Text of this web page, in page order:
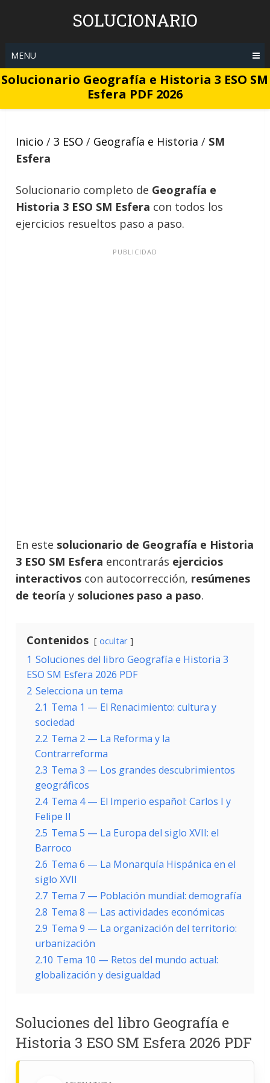
SOLUCIONARIO
MENU
Solucionario Geografía e Historia 3 ESO SM
Esfera PDF 2026
Inicio /3 ESO / Geografía e Historia / SM
Esfera
Solucionario completo de Geografía e
Historia 3 ESO SM Esfera con todos los
ejercicios resueltos paso a paso.
En este solucionario de Geografía e Historia
3 ESO SM Esfera encontrarás ejercicios
interactivos con autocorrección, resúmenes
de teoría y soluciones paso a paso.
Contenidos ocultar
1 Soluciones del libro Geografía e Historia 3
ESO SM Esfera 2026 PDF
2 Selecciona un tema
2.1 Tema 1 — El Renacimiento: cultura y
sociedad
2.2 Tema 2 — La Reforma y la
Contrarreforma
2.3 Tema 3 — Los grandes descubrimientos
geográficos
2.4 Tema 4 — El Imperio español: Carlos I y
Felipe II
2.5 Tema 5 — La Europa del siglo XVII: el
Barroco
2.6 Tema 6 — La Monarquía Hispánica en el
siglo XVII
2.7 Tema 7 — Población mundial: demografía
2.8 Tema 8 — Las actividades económicas
2.9 Tema 9 — La organización del territorio:
urbanización
2.10 Tema 10 — Retos del mundo actual:
globalización y desigualdad
Soluciones del libro Geografía e
Historia 3 ESO SM Esfera 2026 PDF